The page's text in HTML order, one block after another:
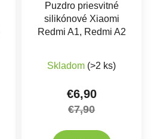
Puzdro priesvitné
silikónové Xiaomi
Redmi A1, Redmi A2
Skladom (>2 ks)
€6,90
€7,90